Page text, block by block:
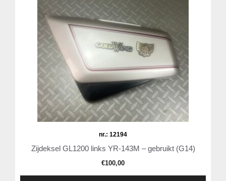
nr.: 12194
Zijdeksel GL1200 links YR-143M – gebruikt (G14)
€100,00